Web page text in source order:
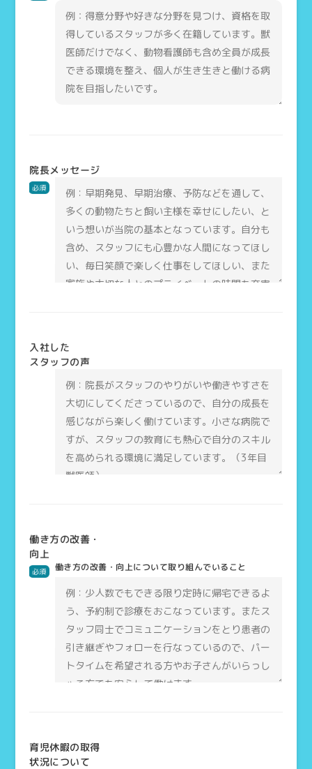
院長メッセージ
必須
入社した
スタッフの声
働き方の改善・
向上
必須 働き方の改善・向上について取り組んでいること
育児休暇の取得
状況について